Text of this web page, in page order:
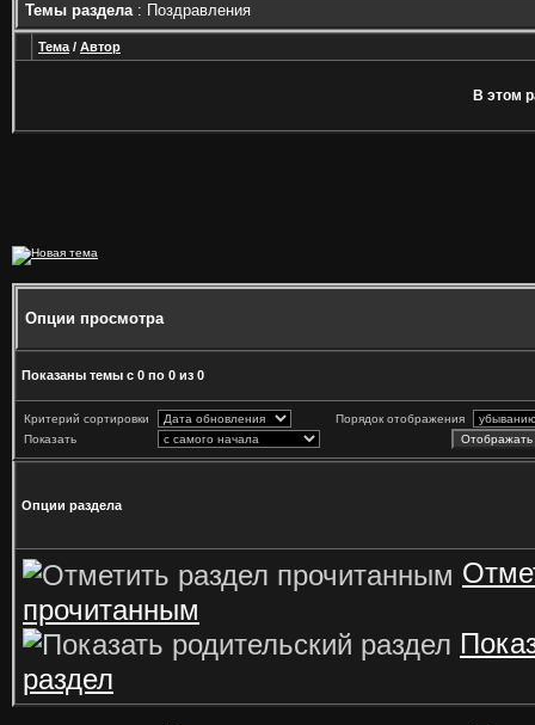
Темы раздела: Поздравления
Тема / Автор
В этом
Опции просмотра
Показаны темы с 0 по 0 из 0
Критерий сортировки
Порядок отображения
Показать
Опции раздела
прочитанным
раздел